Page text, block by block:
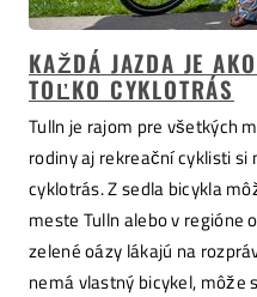
KAŽDÁ JAZDA JE
TOĽKO CYKLOTRÁS
Tulln je rajom pre všetkých
rodiny aj rekreační cyklisti
cyklotrás. Z sedla bicykla
meste Tulln alebo v regióne
zelené oázy lákajú na
nemá vlastný bicykel, môže